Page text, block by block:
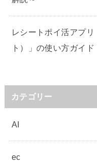
レシートポイ活アプ
ト）」の使い方ガイド
カテゴリー
AI
ec